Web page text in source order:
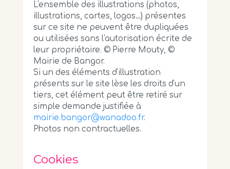
L'ensemble des illustrations (photos,
illustrations, cartes, logos…) présentes
sur ce site ne peuvent être dupliquées
ou utilisées sans l'autorisation écrite de
leur propriétaire. © Pierre Mouty, ©
Mairie de Bangor.
Si un des éléments d'illustration
présents sur le site lèse les droits d'un
tiers, cet élément peut être retiré sur
simple demande justifiée à
mairie.bangor@wanadoo.fr.
Photos non contractuelles.
Cookies